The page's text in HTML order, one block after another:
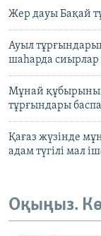
Жер дауы Бақай
Ауыл
шаһарда сиырлар
Мұнай
тұрғындары
Қағаз жүзінде
адам түгілі мал
Оқыңыз.